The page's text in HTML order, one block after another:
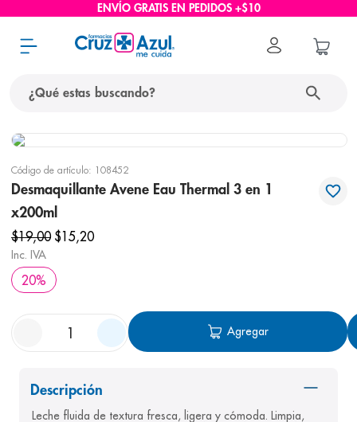
ENVÍO GRATIS EN PEDIDOS +$10
Código de artículo: 108452
Desmaquillante Avene Eau Thermal 3 en 1
x200ml
$19,00 $15,20
Inc. IVA
20%
Agregar
Descripción
Leche fluida de textura fresca, ligera y cómoda. Limpia,
términos más buscados
protector solar
2. pañales
3. eucerin
4 .
5. nivea
6. shampoo
pediasure